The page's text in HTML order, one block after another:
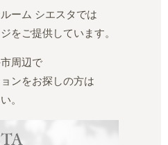
ーム シエスタでは
をご提供しています。
周辺で
ンをお探しの方は
。